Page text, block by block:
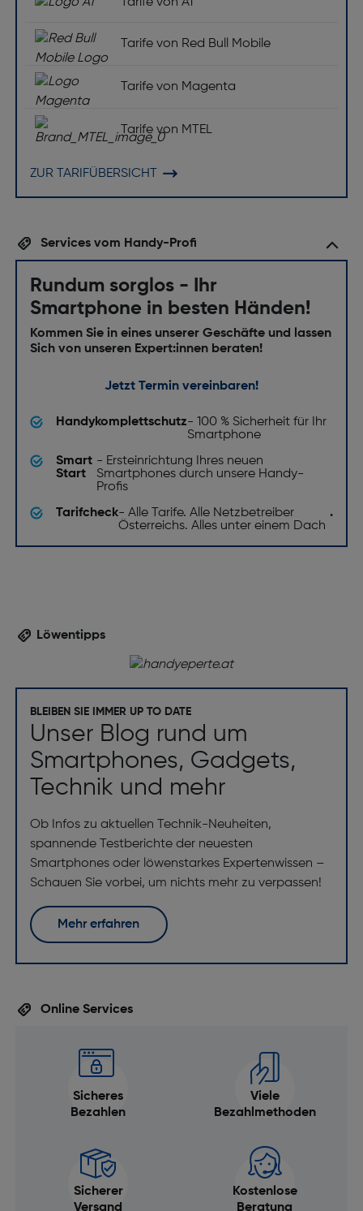
Tarife von Red Bull Mobile
Tarife von Magenta
Tarife von MTEL
ZUR TARIFÜBERSICHT
Services vom Handy-Profi
Rundum sorglos - Ihr
Smartphone in besten Händen!
Kommen Sie in eines unserer Geschäfte und lassen
Sich von unseren Expert:innen beraten!
Jetzt Termin vereinbaren!
Handykomplettschutz- 100 % Sicherheit für Ihr
Smartphone
Smart
Start
- Ersteinrichtung Ihres neuen
Smartphones durch unsere Handy-
Profis
Tarifcheck- Alle Tarife. Alle Netzbetreiber
Österreichs. Alles unter einem Dach
.
Löwentipps
BLEIBEN SIE IMMER UP TO DATE
Unser Blog rund um
Smartphones, Gadgets,
Technik und mehr
Ob Infos zu aktuellen Technik-Neuheiten,
spannende Testberichte der neuesten
Smartphones oder löwenstarkes Expertenwissen –
Schauen Sie vorbei, um nichts mehr zu verpassen!
Mehr erfahren
Online Services
Sicheres
Bezahlen
Viele
Bezahlmethoden
Sicherer
Versand
Kostenlose
Beratung